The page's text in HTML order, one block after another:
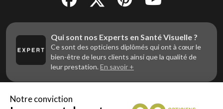
Qui sont nos Experts en Santé Visuelle ?
Ce sont des opticiens diplômés qui ont à cœur le
bien-être de leurs clients ainsi que la qualité de
leur prestation. En savoir +
Notre conviction